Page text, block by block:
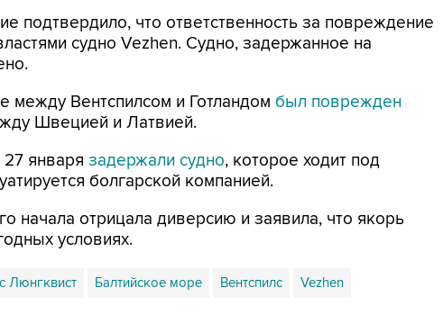
подтвердило, что ответственность за повреждение
судно Vezhen. Судно, задержанное на
между Вентспилсом и Готландом был поврежден
Швецией и Латвией.
января задержали судно, которое ходит под
болгарской компанией.
начала отрицала диверсию и заявила, что якорь
условиях.
Люнгквист Балтийское море Вентспилс Vezhen